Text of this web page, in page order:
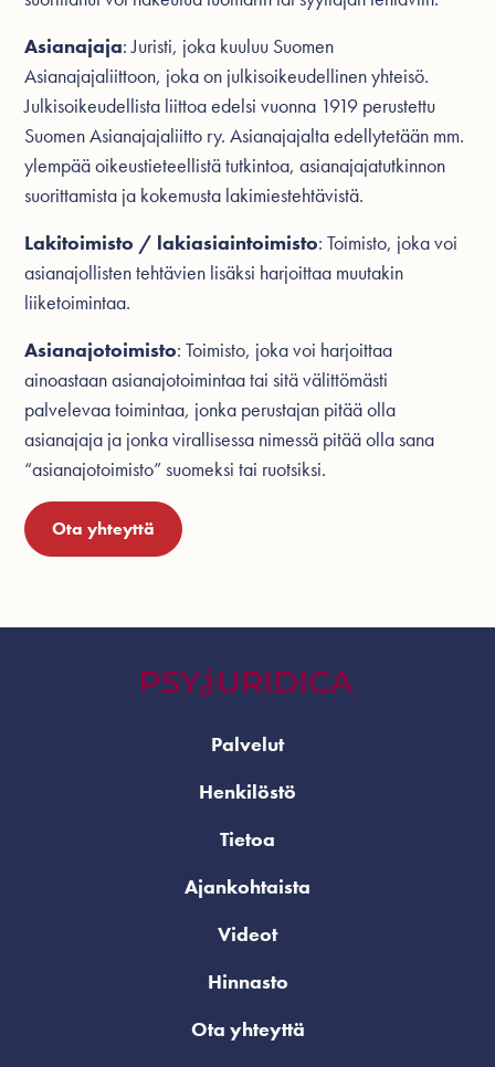
Asianajaja: Juristi, joka kuuluu Suomen
Asianajajaliittoon, joka on julkisoikeudellinen yhteisö.
Julkisoikeudellista liittoa edelsi vuonna 1919 perustettu
Suomen Asianajajaliitto ry. Asianajajalta edellytetään mm.
ylempää oikeustieteellistä tutkintoa, asianajajatutkinnon
suorittamista ja kokemusta lakimiestehtävistä.
Lakitoimisto / lakiasiaintoimisto: Toimisto, joka voi
asianajollisten tehtävien lisäksi harjoittaa muutakin
liiketoimintaa.
Asianajotoimisto: Toimisto, joka voi harjoittaa
ainoastaan asianajotoimintaa tai sitä välittömästi
palvelevaa toimintaa, jonka perustajan pitää olla
asianajaja ja jonka virallisessa nimessä pitää olla sana
“asianajotoimisto” suomeksi tai ruotsiksi.
Ota yhteyttä
Palvelut
Henkilöstö
Tietoa
Ajankohtaista
Videot
Hinnasto
Ota yhteyttä